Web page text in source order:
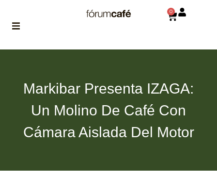
de fórum
brújula
0
Markibar Presenta IZAGA:
Un Molino De Café Con
Cámara Aislada Del Motor